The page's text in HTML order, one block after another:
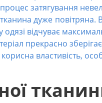
затягування
дуже
відчуває
прекрасно
властивість,